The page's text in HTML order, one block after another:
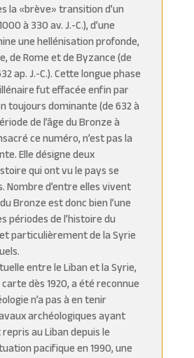
la «brève» transition d’un
à 330 av. J.-C.), d’une
une hellénisation profonde,
de Rome et de Byzance (de
ap. J.-C.). Cette longue phase
fut effacée enfin par
toujours dominante (de 632 à
de l’âge du Bronze à
ce numéro, n’est pas la
Elle désigne deux
qui ont vu le pays se
Nombre d’entre elles vivent
Bronze est donc bien l’une
périodes de l’histoire du
particulièrement de la Syrie
entre le Liban et la Syrie,
dès 1920, a été reconnue
n’a pas à en tenir
archéologiques ayant
au Liban depuis le
pacifique en 1990, une